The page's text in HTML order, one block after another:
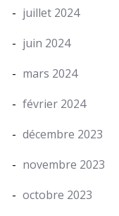
juillet 2024
juin 2024
mars 2024
février 2024
décembre 2023
novembre 2023
octobre 2023